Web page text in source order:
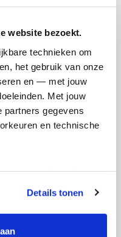
website bezoekt.
technieken om
het gebruik van onze
en — met jouw
Met jouw
partners gegevens
en technische
elk moment wijzigen of
de pagina. De
tabblad “details”.
Details tonen
transactiekosten